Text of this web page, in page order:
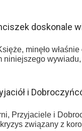
doskonale
minęło
niniejszego wywiadu,
i
Przyjaciele i
związany z